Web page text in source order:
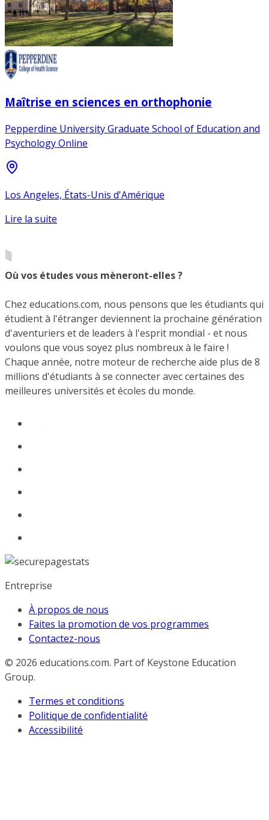
Maîtrise en sciences en orthophonie
Pepperdine University Graduate School of Education and
Psychology Online
Los Angeles, États-Unis d'Amérique
Lire la suite
Où vos études vous mèneront-elles ?
Chez educations.com, nous pensons que les étudiants qui
étudient à l'étranger deviennent la prochaine génération
d'aventuriers et de leaders à l'esprit mondial - et nous
voulons que vous soyez plus nombreux à le faire !
Chaque année, notre moteur de recherche aide plus de 8
millions d'étudiants à se connecter avec certaines des
meilleures universités et écoles du monde.
Entreprise
À propos de nous
Faites la promotion de vos programmes
Contactez-nous
© 2026 educations.com. Part of Keystone Education
Group.
Termes et conditions
Politique de confidentialité
Accessibilité